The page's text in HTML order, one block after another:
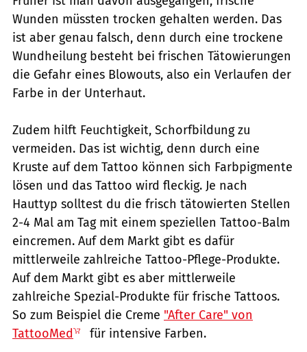
Wunden müssten trocken gehalten werden. Das
ist aber genau falsch, denn durch eine trockene
Wundheilung besteht bei frischen Tätowierungen
die Gefahr eines Blowouts, also ein Verlaufen der
Farbe in der Unterhaut.
Zudem hilft Feuchtigkeit, Schorfbildung zu
vermeiden. Das ist wichtig, denn durch eine
Kruste auf dem Tattoo können sich Farbpigmente
lösen und das Tattoo wird fleckig. Je nach
Hauttyp solltest du die frisch tätowierten Stellen
2-4 Mal am Tag mit einem speziellen Tattoo-Balm
eincremen. Auf dem Markt gibt es dafür
mittlerweile zahlreiche Tattoo-Pflege-Produkte.
Auf dem Markt gibt es aber mittlerweile
zahlreiche Spezial-Produkte für frische Tattoos.
So zum Beispiel die Creme "After Care" von
TattooMed
für intensive Farben.